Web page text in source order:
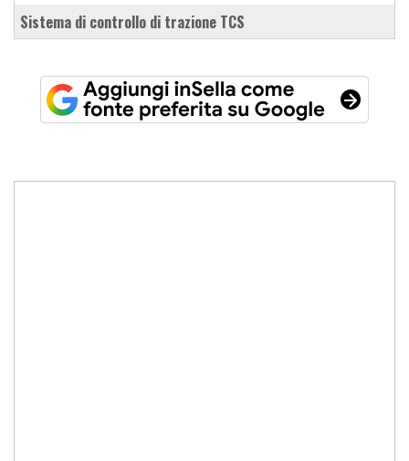
sistema di controllo di trazione TCS